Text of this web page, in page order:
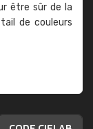
être sûr de la
de couleurs